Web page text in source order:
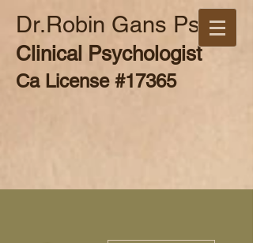
Dr.Robin Gans Psy.D
Clinical Psychologist
Ca License #17365